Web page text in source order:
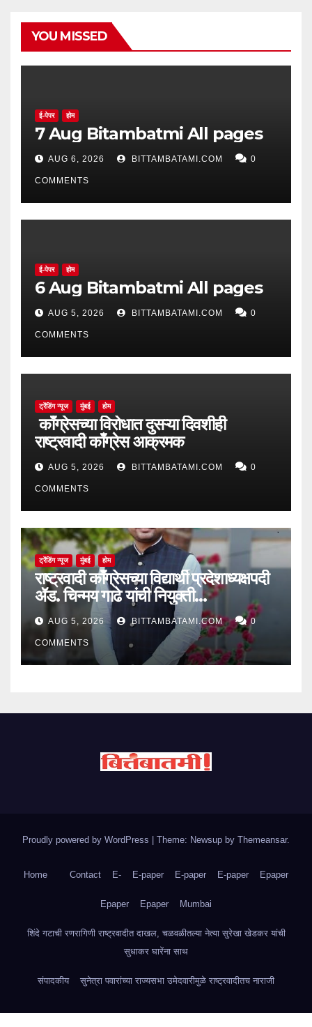
YOU MISSED
ई-पेपर होम
7 Aug Bitambatmi All pages
AUG 6, 2026 BITTAMBATAMI.COM 0
COMMENTS
ई-पेपर होम
6 Aug Bitambatmi All pages
AUG 5, 2026 BITTAMBATAMI.COM 0
COMMENTS
ट्रेंडिंग न्यूज मुंबई होम
काँग्रेसच्या विरोधात दुसऱ्या दिवशीही
राष्ट्रवादी काँग्रेस आक्रमक
AUG 5, 2026 BITTAMBATAMI.COM 0
COMMENTS
ट्रेंडिंग न्यूज मुंबई होम
राष्ट्रवादी काँग्रेसच्या विद्यार्थी प्रदेशाध्यक्षपदी
ॲड. चिन्मय गाढे यांची नियुक्ती…
AUG 5, 2026 BITTAMBATAMI.COM 0
COMMENTS
Proudly powered by WordPress Theme: Newsup by Themeansar.
Home Contact E- E-paper E-paper E-paper Epaper
Epaper Epaper Mumbai
शिंदे गटाची रणरागिणी राष्ट्रवादीत दाखल, चळवळीतल्या नेत्या सुरेखा खेडकर यांची
सुधाकर घारेंना साथ
संपादकीय सुनेत्रा पवारांच्या राज्यसभा उमेदवारीमुळे राष्ट्रवादीतच नाराजी